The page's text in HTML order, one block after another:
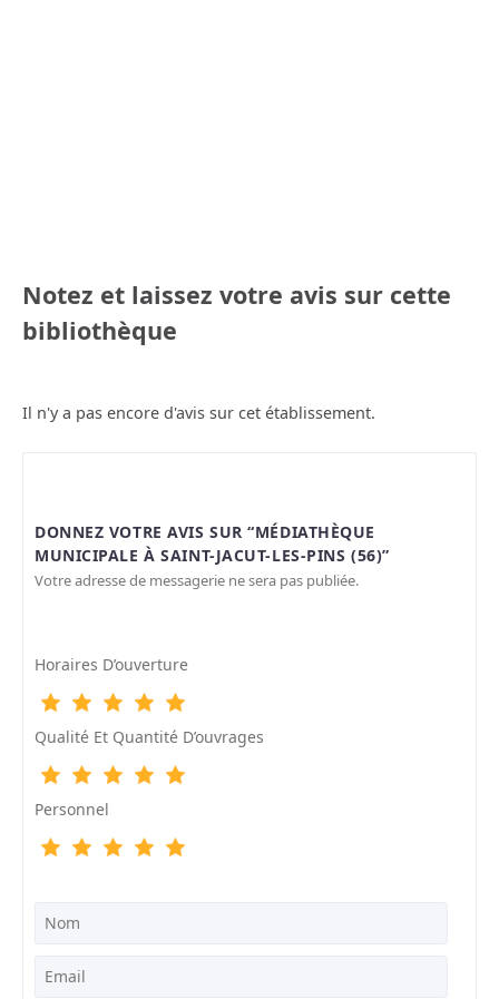
Notez et laissez votre avis sur cette
bibliothèque
Il n'y a pas encore d'avis sur cet établissement.
DONNEZ VOTRE AVIS SUR “MÉDIATHÈQUE
MUNICIPALE À SAINT-JACUT-LES-PINS (56)”
Votre adresse de messagerie ne sera pas publiée.
Horaires D’ouverture
Qualité Et Quantité D’ouvrages
Personnel